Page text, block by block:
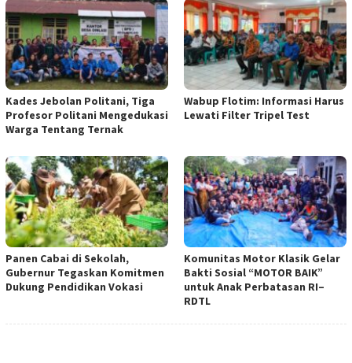
Kades Jebolan Politani, Tiga
Profesor Politani Mengedukasi
Warga Tentang Ternak
Wabup Flotim: Informasi Harus
Lewati Filter Tripel Test
Panen Cabai di Sekolah,
Gubernur Tegaskan Komitmen
Dukung Pendidikan Vokasi
Komunitas Motor Klasik Gelar
Bakti Sosial “MOTOR BAIK”
untuk Anak Perbatasan RI–
RDTL